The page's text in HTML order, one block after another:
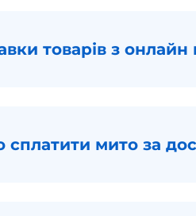
товарів з
сплатити мито за